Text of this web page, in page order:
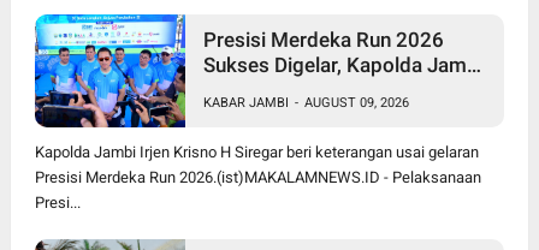
Presisi Merdeka Run 2026
Sukses Digelar, Kapolda Jambi
dan Masyarakat
KABAR JAMBI - AUGUST 09, 2026
Kapolda Jambi Irjen Krisno H Siregar beri keterangan usai gelaran
Presisi Merdeka Run 2026.(ist)MAKALAMNEWS.ID - Pelaksanaan
Presi...